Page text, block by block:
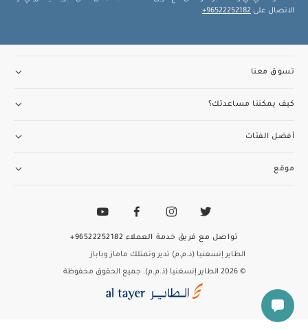
الاتصال على 96522252182+
.
تسوق معنا
كيف يمكننا مساعدتك؟
أفضل الفئات
موقع
الطاير إنسغنيا (ذ.م.م) تدير وتمتلك ماماز وباباز
© 2026 الطاير إنسغنيا (ذ.م.م). جميع الحقوق محفوظة
تواصل مع فريق خدمة العملاء 96522252182+